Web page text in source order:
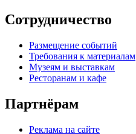
Сотрудничество
Размещение событий
Требования к материалам
Музеям и выставкам
Ресторанам и кафе
Партнёрам
Реклама на сайте